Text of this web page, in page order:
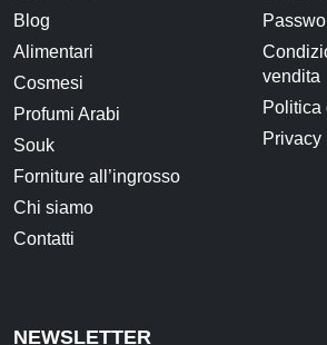
Blog
Alimentari
Cosmesi
Profumi Arabi
Souk
Forniture all’ingrosso
Chi siamo
Contatti
vendita
Politica
Privacy
NEWSLETTER